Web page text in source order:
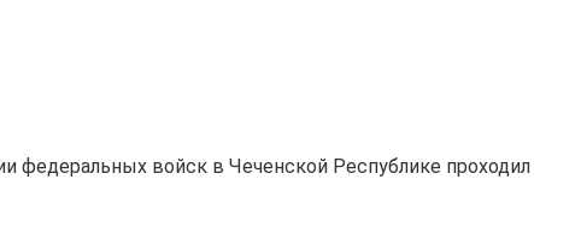
федеральных войск в Чеченской Республике проходил